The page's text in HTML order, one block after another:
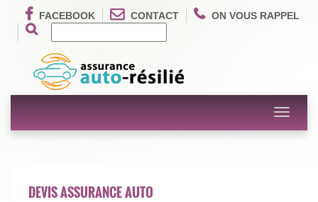
FACEBOOK CONTACT ON VOUS RAPPEL
Toggle
DEVIS ASSURANCE AUTO